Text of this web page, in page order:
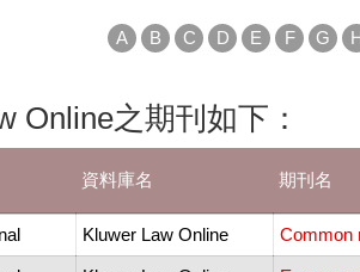
A B C D E F G
Online之期刊如下：
資料庫名 期刊名
Kluwer Law Online Common